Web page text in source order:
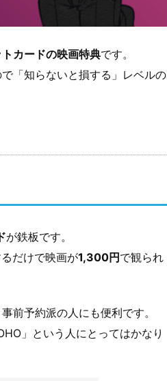
カードの映画特典です。
「知らないと損する」レベルの
が鉄板です。
だけで映画が1,300円で観られ
前予約派の人にも便利です。
」という人にとってはかなり